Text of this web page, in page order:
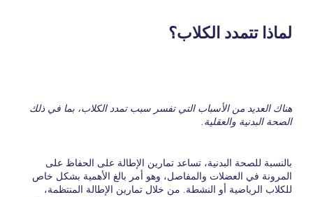
لماذا تتمدد الكلاب؟
هناك العديد من الأسباب التي تفسر سبب تمدد الكلاب، بما في ذلك
الصحة البدنية والعقلية.
بالنسبة للصحة البدنية، تساعد تمارين الإطالة على الحفاظ على
المرونة في العضلات والمفاصل، وهو أمر بالغ الأهمية بشكل خاص
للكلاب الرياضية أو النشطة. من خلال تمارين الإطالة المنتظمة،